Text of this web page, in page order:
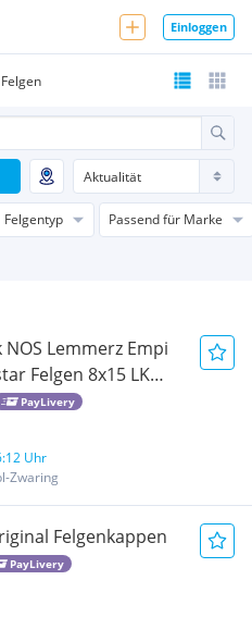
Einloggen
Felgentyp Passend für Marke
NOS Lemmerz Empi
Felgen 8x15 LK
PayLivery
Uhr
Zwaring
Felgenkappen
PayLivery